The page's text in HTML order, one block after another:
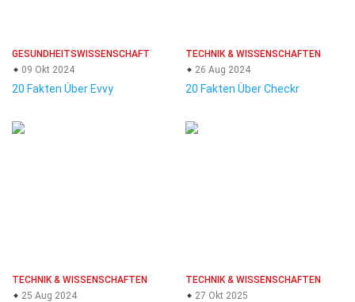
GESUNDHEITSWISSENSCHAFT
09 Okt 2024
20 Fakten Über Evvy
TECHNIK & WISSENSCHAFTEN
26 Aug 2024
20 Fakten Über Checkr
TECHNIK & WISSENSCHAFTEN
25 Aug 2024
TECHNIK & WISSENSCHAFTEN
27 Okt 2025